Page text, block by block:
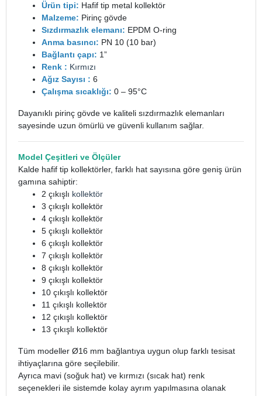
Ürün tipi: Hafif tip metal kollektör
Malzeme: Pirinç gövde
Sızdırmazlık elemanı: EPDM O-ring
Anma basıncı: PN 10 (10 bar)
Bağlantı çapı: 1”
Renk : Kırmızı
Ağız Sayısı : 6
Çalışma sıcaklığı: 0 – 95°C
Dayanıklı pirinç gövde ve kaliteli sızdırmazlık elemanları
sayesinde uzun ömürlü ve güvenli kullanım sağlar.
Model Çeşitleri ve Ölçüler
Kalde hafif tip kollektörler, farklı hat sayısına göre geniş ürün
gamına sahiptir:
2 çıkışlı kollektör
3 çıkışlı kollektör
4 çıkışlı kollektör
5 çıkışlı kollektör
6 çıkışlı kollektör
7 çıkışlı kollektör
8 çıkışlı kollektör
9 çıkışlı kollektör
10 çıkışlı kollektör
11 çıkışlı kollektör
12 çıkışlı kollektör
13 çıkışlı kollektör
Tüm modeller Ø16 mm bağlantıya uygun olup farklı tesisat
ihtiyaçlarına göre seçilebilir.
Ayrıca mavi (soğuk hat) ve kırmızı (sıcak hat) renk
seçenekleri ile sistemde kolay ayrım yapılmasına olanak